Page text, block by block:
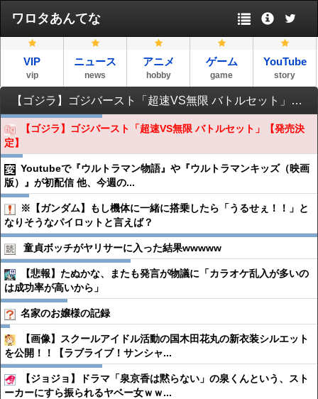
ワロタあんてな
VIP
vip
ニュース
news
アニメ
hobby
ゲーム
game
YouTube
story
【ゴジラ】ゴジバースト「超速VS無限 バトルセット」【発売決定】
【ゴジラ】ゴジバースト「超速VS無限 バトルセット」【発売決
定】
Youtubeで『ウルトラマン物語』や『ウルトラマンキッズ（映画
版）』が初配信 他、今週の...
※【ガンダム】もし機体に一緒に搭乗したら「うるせぇ！！」と
なりそうなパイロットと言えば？
童貞ボッチがヤリサーに入った結果wwwww
【悲報】たぬかな、またも発言が物議に「カラオケ乱入が多いの
は成功率が高いから」
名家のお嬢様の記録
【画像】スクールアイドル活動の国木田花丸の新衣装シルエット
を公開！！【ラブライブ！サンシャ...
【ジョジョ】ドラマ「泉京香は黙らない」の泉くんという、スト
ーカーにすら振られるヤベー女ｗｗ...